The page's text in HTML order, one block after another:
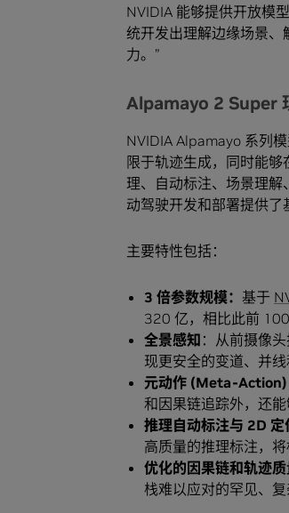
NVIDIA 能够提供开放模
统开发出理解边缘场景
力。”
Alpamayo 2 Super
NVIDIA Alpamayo 系列
限于轨迹生成，同时能
理、自动标注、场景理
动驾驶开发和部署提供了
主要特性包括：
3 倍参数规模： 基于
320 亿，相比此前
全景感知 ：从前摄像
现更安全的变道、并线
元动作 (Meta-Action)
和因果链追踪外，还能
推理自动标注与 2D 定
高质量的推理标注，
优化的因果链和轨迹质
栈难以应对的罕见、复